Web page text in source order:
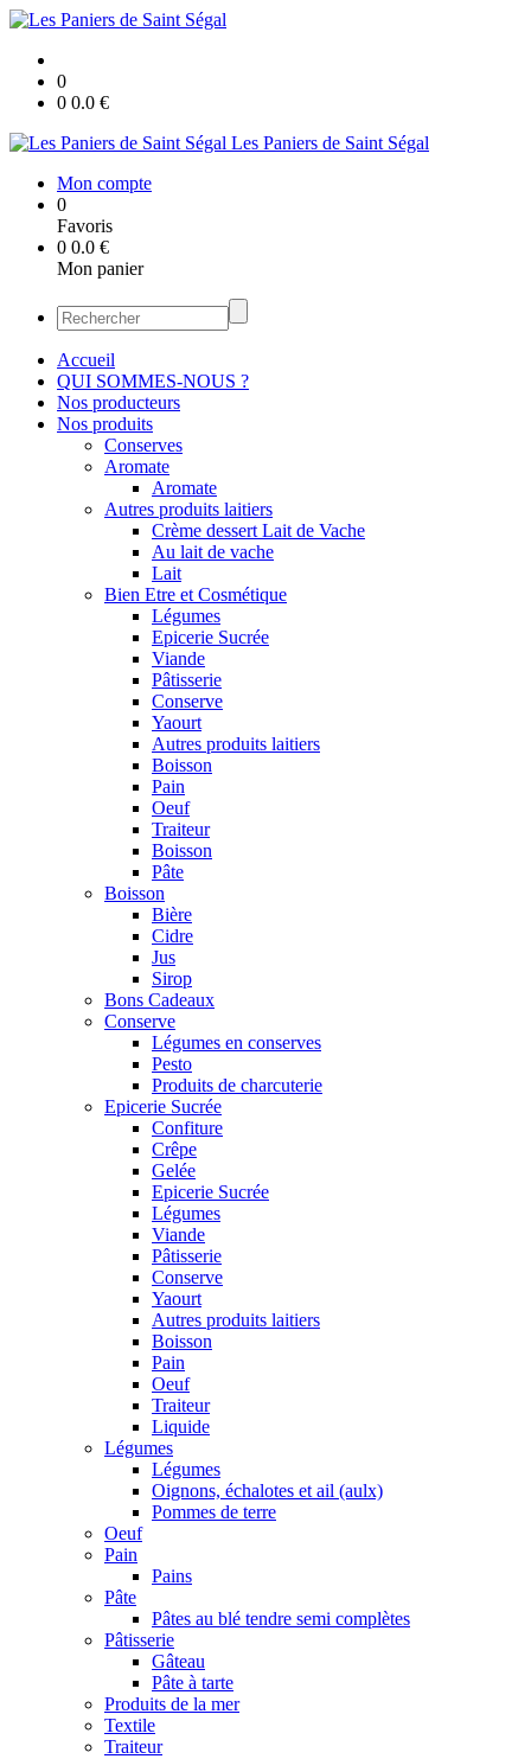
0
0 0.0 €
Les Paniers de Saint Ségal
Mon compte
0
Favoris
0 0.0 €
Mon panier
Accueil
QUI SOMMES-NOUS ?
Nos producteurs
Nos produits
Conserves
Aromate
Aromate
Autres produits laitiers
Crème dessert Lait de Vache
Au lait de vache
Lait
Bien Etre et Cosmétique
Légumes
Epicerie Sucrée
Viande
Pâtisserie
Conserve
Yaourt
Autres produits laitiers
Boisson
Pain
Oeuf
Traiteur
Boisson
Pâte
Boisson
Bière
Cidre
Jus
Sirop
Bons Cadeaux
Conserve
Légumes en conserves
Pesto
Produits de charcuterie
Epicerie Sucrée
Confiture
Crêpe
Gelée
Epicerie Sucrée
Légumes
Viande
Pâtisserie
Conserve
Yaourt
Autres produits laitiers
Boisson
Pain
Oeuf
Traiteur
Liquide
Légumes
Légumes
Oignons, échalotes et ail (aulx)
Pommes de terre
Oeuf
Pain
Pains
Pâte
Pâtes au blé tendre semi complètes
Pâtisserie
Gâteau
Pâte à tarte
Produits de la mer
Textile
Traiteur